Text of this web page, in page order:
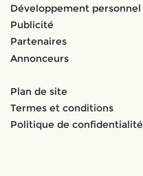
Développement personnel
Publicité
Partenaires
Annonceurs
Plan de site
Termes et conditions
Politique de confidentialité